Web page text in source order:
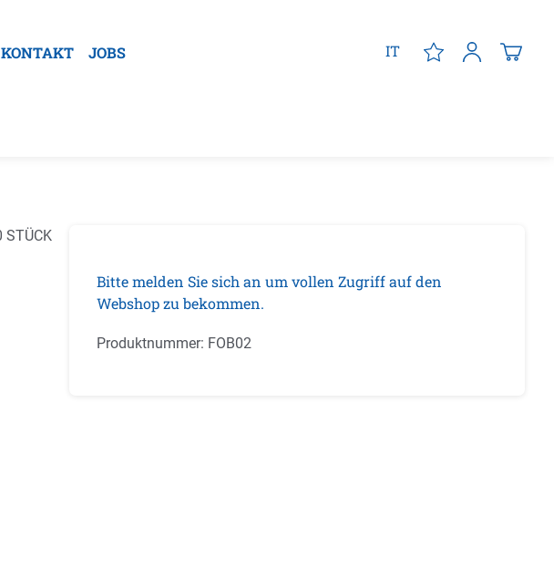
KONTAKT JOBS IT
Bitte melden Sie sich an um vollen Zugriff auf den
Webshop zu bekommen.
Produktnummer: FOB02